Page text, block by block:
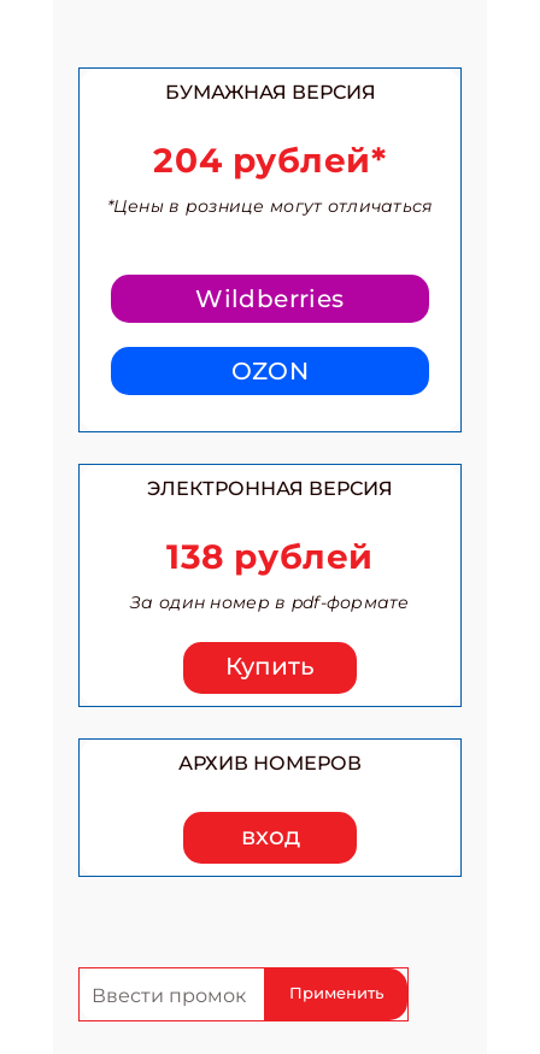
БУМАЖНАЯ ВЕРСИЯ
204 рублей*
*Цены в рознице могут отличаться
Wildberries
OZON
ЭЛЕКТРОННАЯ ВЕРСИЯ
138 рублей
За один номер в pdf-формате
Купить
АРХИВ НОМЕРОВ
вход
Применить
Подпишись на рассылку
Укажите имя
Укажите Ваш Email
ПОДПИСАТЬСЯ